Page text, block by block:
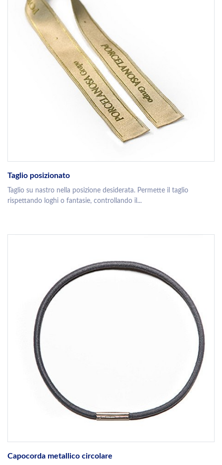
Taglio posizionato
Taglio su nastro nella posizione desiderata. Permette il taglio
rispettando loghi o fantasie, controllando il...
Capocorda metallico circolare